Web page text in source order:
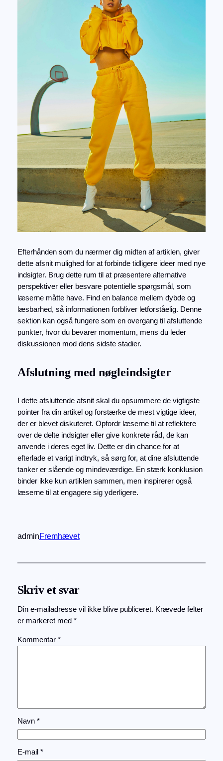
Efterhånden som du nærmer dig midten af artiklen, giver
dette afsnit mulighed for at forbinde tidligere ideer med nye
indsigter. Brug dette rum til at præsentere alternative
perspektiver eller besvare potentielle spørgsmål, som
læserne måtte have. Find en balance mellem dybde og
læsbarhed, så informationen forbliver letforståelig. Denne
sektion kan også fungere som en overgang til afsluttende
punkter, hvor du bevarer momentum, mens du leder
diskussionen mod dens sidste stadier.
Afslutning med nøgleindsigter
I dette afsluttende afsnit skal du opsummere de vigtigste
pointer fra din artikel og forstærke de mest vigtige ideer,
der er blevet diskuteret. Opfordr læserne til at reflektere
over de delte indsigter eller give konkrete råd, de kan
anvende i deres eget liv. Dette er din chance for at
efterlade et varigt indtryk, så sørg for, at dine afsluttende
tanker er slående og mindeværdige. En stærk konklusion
binder ikke kun artiklen sammen, men inspirerer også
læserne til at engagere sig yderligere.
adminFremhævet
Skriv et svar
Din e-mailadresse vil ikke blive publiceret. Krævede felter
er markeret med *
Kommentar *
Navn *
E-mail *